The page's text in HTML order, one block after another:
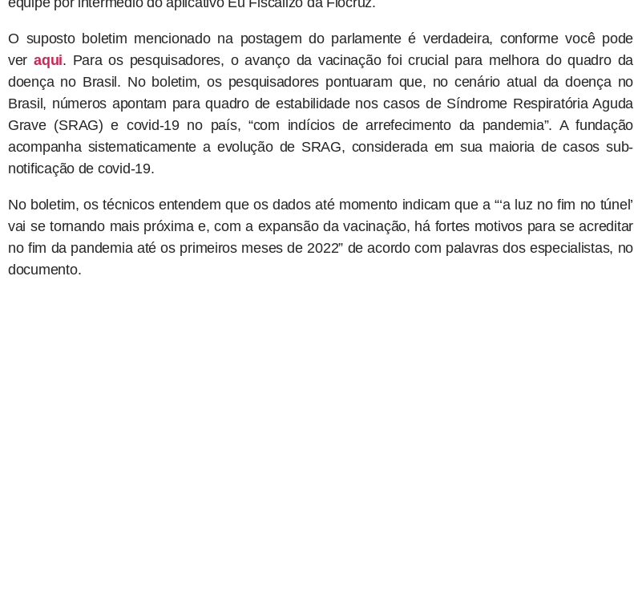
O suposto boletim mencionado na postagem do parlamente é verdadeira, conforme você pode
veraqui. Para os pesquisadores, o avanço da vacinação foi crucial para melhora do quadro da
doença no Brasil. No boletim, os pesquisadores pontuaram que, no cenário atual da doença no
Brasil, números apontam para quadro de estabilidade nos casos de Síndrome Respiratória Aguda
Grave (SRAG) e covid-19 no país, “com indícios de arrefecimento da pandemia”. A fundação
acompanha sistematicamente a evolução de SRAG, considerada em sua maioria de casos sub-
notificação de covid-19.
No boletim, os técnicos entendem que os dados até momento indicam que a “‘a luz no fim no túnel’
vai se tornando mais próxima e, com a expansão da vacinação, há fortes motivos para se acreditar
no fim da pandemia até os primeiros meses de 2022” de acordo com palavras dos especialistas, no
documento.